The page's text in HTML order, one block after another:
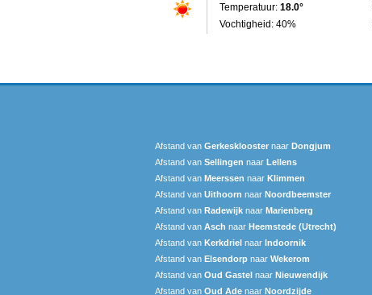
Temperatuur: 18.0°
Vochtigheid: 40%
Afstand van Gerkesklooster naar Dongjum
Afstand van Sellingen naar Lellens
Afstand van Meerssen naar Klimmen
Afstand van Uithoorn naar Noordbeemster
Afstand van Radewijk naar Marienberg
Afstand van Asch naar Heemstede (Utrecht)
Afstand van Kerkdriel naar Indoornik
Afstand van Elsendorp naar Wekerom
Afstand van Oud Gastel naar Nieuwendijk
Afstand van Oud Ade naar Noordzijde